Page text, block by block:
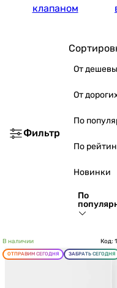
клапаном
Фильтр
От
От
По
По
Новинки
По
В наличии Код:
ОТПРАВИМ СЕГОДНЯ ЗАБРАТЬ СЕГОДНЯ